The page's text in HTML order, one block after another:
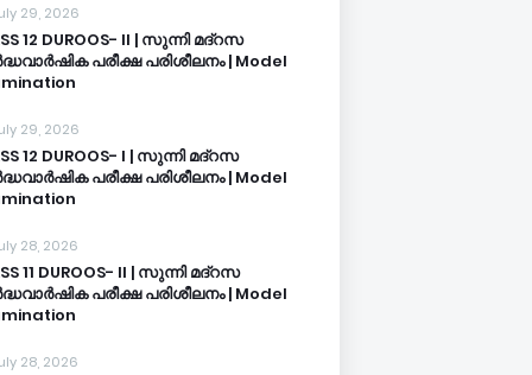
29, 2026
12 DUROOS- II | സുന്നി മദ്റസ
പരീക്ഷ പരിശീലനം | Model
29, 2026
12 DUROOS- I | സുന്നി മദ്റസ
പരീക്ഷ പരിശീലനം | Model
28, 2026
11 DUROOS- II | സുന്നി മദ്റസ
പരീക്ഷ പരിശീലനം | Model
28, 2026